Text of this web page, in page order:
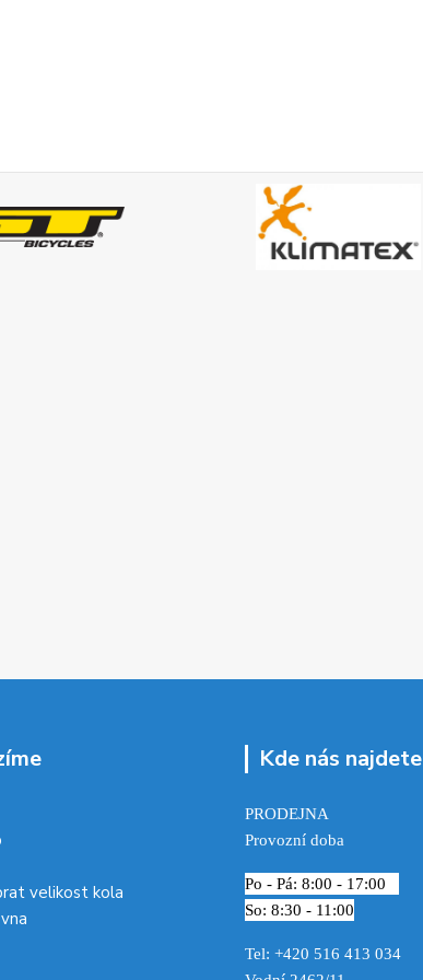
velikost kola
Kde nás najdete
PRODEJNA
Provozní doba
Po - Pá: 8:00 - 17:00
So: 8:30 - 11:00
Tel: +420 516 413 034‬